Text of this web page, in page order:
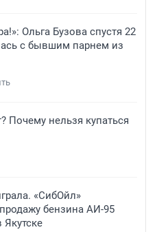
Ольга Бузова спустя 22
с бывшим парнем из
Почему нельзя купаться
«СибОйл»
бензина АИ-95